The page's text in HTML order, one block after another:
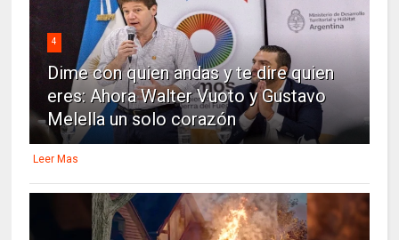
4
Dime con quien andas y te dire quien
eres: Ahora Walter Vuoto y Gustavo
Melella un solo corazón
Leer Mas